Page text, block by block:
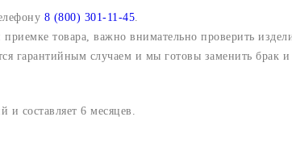
8 (800) 301-11-45
товара, важно внимательно проверить
гарантийным случаем и мы готовы заменить брак и
составляет 6 месяцев.